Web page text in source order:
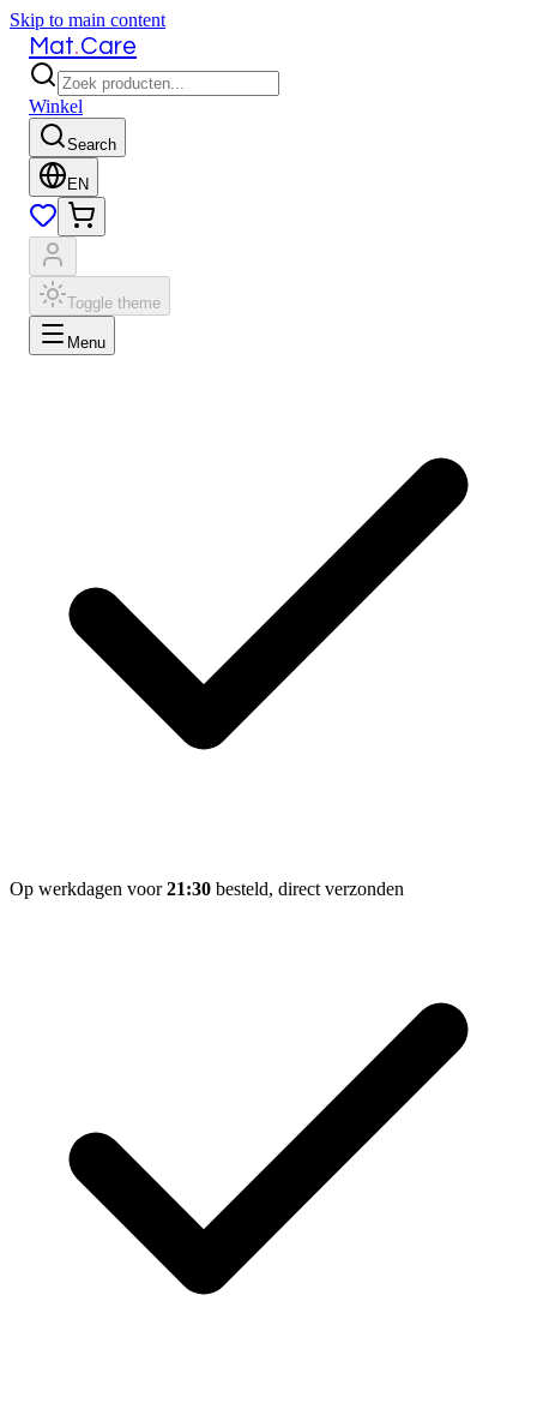
Skip to main content
Mat.Care
Winkel
Search
EN
Toggle theme
Menu
Op werkdagen voor21:30 besteld, direct verzonden